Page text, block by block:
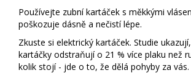
Používejte zubní kartáček s měkkými
poškozuje dásně a nečistí lépe.
Zkuste si elektrický kartáček. Studie
kartáčky odstraňují o 21 % více plaku než
kolik stojí - jde o to, že dělá pohyby za vás.